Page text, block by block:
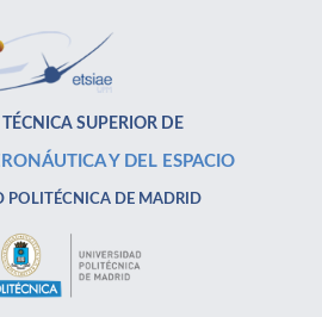
TÉCNICA SUPERIOR DE
Y DEL ESPACIO
POLITÉCNICA DE MADRID